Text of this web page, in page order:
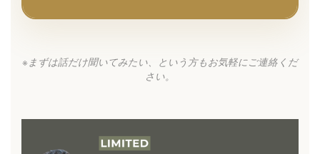
※まずは話だけ聞いてみたい、という方もお気軽にご連絡くだ
さい。